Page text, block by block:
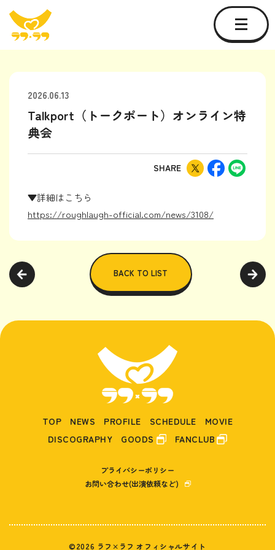
2026.06.13
Talkport（トークポート）オンライン特
典会
SHARE
▼詳細はこちら
https://roughlaugh-official.com/news/3108/
BACK TO LIST
TOP NEWS PROFILE SCHEDULE
MOVIE
DISCOGRAPHY
GOODS FANCLUB
プライバシーポリシー
お問い合わせ(出演依頼など)
©2026 ラフ×ラフ オフィシャルサイト